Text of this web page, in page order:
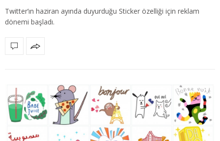
Twitter’ın haziran ayında duyurduğu Sticker özelliği için reklam
dönemi başladı.